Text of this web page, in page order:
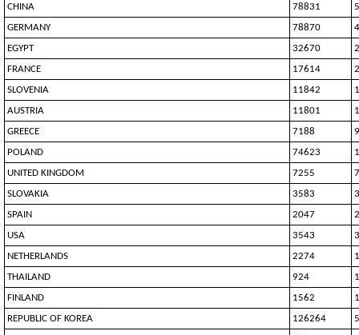
CHINA
78831
GERMANY
78870
EGYPT
32670
FRANCE
17614
SLOVENIA
11842
AUSTRIA
11801
GREECE
7188
POLAND
74623
UNITED KINGDOM
7255
SLOVAKIA
3583
SPAIN
2047
USA
3543
NETHERLANDS
2274
THAILAND
924
FINLAND
1562
REPUBLIC OF KOREA
126264